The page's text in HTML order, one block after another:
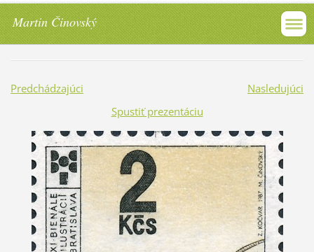
Martin Činovský
Predchádzajúci
Nasledujúci
Spustiť prezentáciu